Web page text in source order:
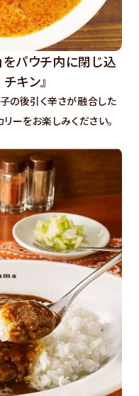
パウチ内に閉じ込
キン』
の後引く辛さが融合した
ーをお楽しみください。